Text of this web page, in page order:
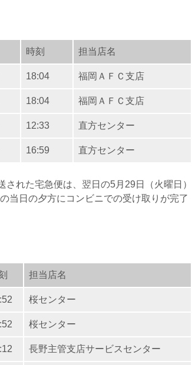
時刻 担当店名
18:04 福岡ＡＦＣ支店
18:04 福岡ＡＦＣ支店
12:33 直方センター
16:59 直方センター
れた宅急便は、翌日の5月29日（火曜日）
当日の夕方にコンビニでの受け取りが完了
担当店名
桜センター
桜センター
長野主管支店サービスセンター